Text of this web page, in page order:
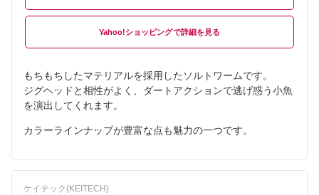
Yahoo!ショッピング
もちもちしたマテリアルを採用したソルトワームです。
ジグヘッドと相性がよく、ダートアクションで逃げ惑う小魚
を演出してくれます。
カラーラインナップが豊富な点も魅力の一つです。
ケイテック(KEITECH)